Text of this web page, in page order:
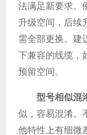
法满足新要求。
升级空间，后续
需全部更换。建
下兼容的线缆，
预留空间。
型号相似混
似，容易混淆。
他特性上有细微